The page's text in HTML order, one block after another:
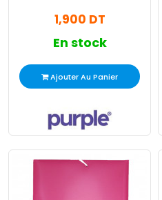
1,900 DT
En stock
Ajouter Au Panier